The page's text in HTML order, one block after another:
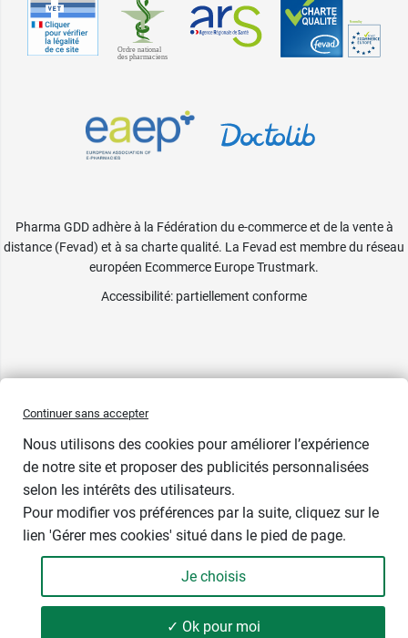
- +
Pharma GDD adhère à la Fédération du e-commerce et de la vente à
distance (Fevad) et à sa charte qualité. La Fevad est membre du réseau
européen Ecommerce Europe Trustmark.
Accessibilité: partiellement conforme
Continuer sans accepter
Nous utilisons des cookies pour améliorer l’expérience
de notre site et proposer des publicités personnalisées
selon les intérêts des utilisateurs.
Pour modifier vos préférences par la suite, cliquez sur le
lien 'Gérer mes cookies' situé dans le pied de page.
Je choisis
✓ Ok pour moi